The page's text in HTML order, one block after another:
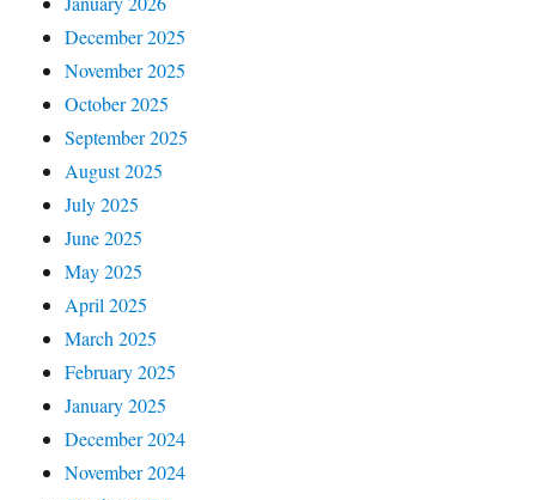
December 2025
November 2025
October 2025
September 2025
August 2025
July 2025
June 2025
May 2025
April 2025
March 2025
February 2025
January 2025
December 2024
November 2024